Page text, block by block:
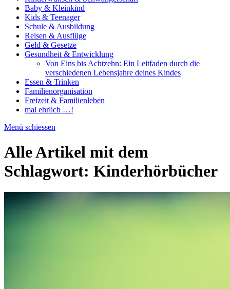
Baby & Kleinkind
Kids & Teenager
Schule & Ausbildung
Reisen & Ausflüge
Geld & Gesetze
Gesundheit & Entwicklung
Von Eins bis Achtzehn: Ein Leitfaden durch die
verschiedenen Lebensjahre deines Kindes
Essen & Trinken
Familienorganisation
Freizeit & Familienleben
mal ehrlich …!
Menü schiessen
Alle Artikel mit dem
Schlagwort: Kinderhörbücher